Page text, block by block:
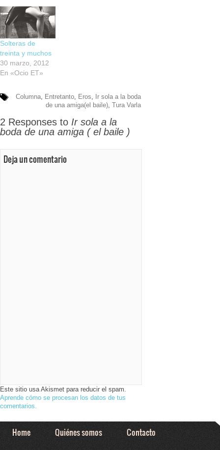
Solteras de
treinta y muchos
30 marzo, 2012
En «Ocio ET»
Columna, Entretanto, Eros,
Ir sola a la boda
de una amiga(el baile), Tura Varla
2 Responses to Ir sola a la
boda de una amiga ( el baile )
Deja un comentario
Este sitio usa Akismet para reducir el spam.
Aprende cómo se procesan los datos de tus
comentarios.
Home Quiénes somos
Contacto